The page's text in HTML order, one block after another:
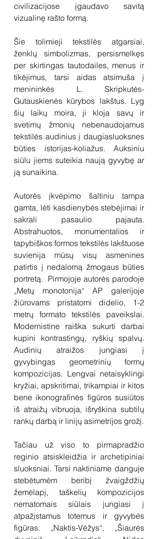
civilizacijose įgaudavo savitą
vizualinę rašto formą.
Šie tolimieji tekstilės atgarsiai,
ženklų simbolizmas, persismelkęs
per skirtingas tautodailes, menus ir
tikėjimus, tarsi aidas atsimuša į
menininkės L. Skripkutės-
Gutauskienės kūrybos lakštus. Lyg
šių laikų moira, ji kloja savų ir
svetimų žmonių nebenaudojamus
tekstilės audinius į daugiasluoksnes
būties istorijas-koliažus. Auksiniu
siūlu jiems suteikia naują gyvybę ar
ją sunaikina.
Autorės įkvėpimo šaltiniu tampa
gamta, lėti kasdienybės stebėjimai ir
sakrali pasaulio pajauta.
Abstrahuotos, monumentalios ir
tapybiškos formos tekstilės lakštuose
suvienija mūsų visų asmenines
patirtis į nedalomą žmogaus būties
portretą.  Pirmojoje autorės parodoje
„Metų monotonija“ AP galerijoje
žiūrovams pristatomi didelio, 1-2
metrų formato tekstilės paveikslai.
Modernistine raiška sukurti darbai
kupini kontrastingų, ryškių spalvų.
Audinių atraižos jungiasi į
gyvybingas geometrinių formų
kompozicijas. Lengvai netaisyklingi
kryžiai, apskritimai, trikampiai ir kitos
bene ikonografinės figūros susiūtos
iš atraižų vibruoja, išryškina subtilų
Tačiau už viso to pirmapradžio
reginio atsiskleidžia ir archetipiniai
sluoksniai. Tarsi naktiniame danguje
stebėtumėm beribį žvaigždžių
žemėlapį, taškelių kompozicijos
nematomais siūlais jungiasi į
atpažįstamus totemus ir gyvybės
figūras. „Naktis-Vėžys“, „Šiaurės